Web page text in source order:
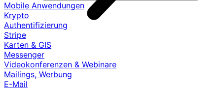
Mobile Anwendungen
Krypto
Authentifizierung
Stripe
Karten & GIS
Messenger
Videokonferenzen & Webinare
Mailings, Werbung
E-Mail